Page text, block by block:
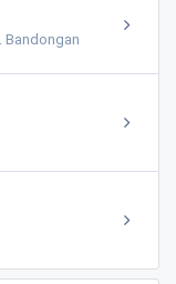
Bandongan